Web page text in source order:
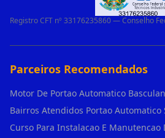
Registro CFT nº 33176235860 — Conselho
Parceiros Recomendados
Motor De Portao Automatico